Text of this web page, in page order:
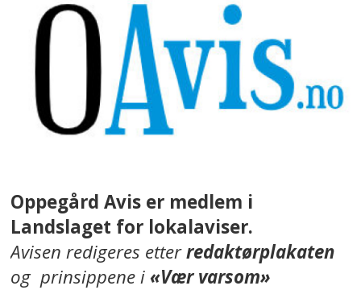
Oppegård Avis er medlem i
Landslaget for lokalaviser.
Avisen redigeres etterredaktørplakaten
og prinsippene i«Vær varsom»